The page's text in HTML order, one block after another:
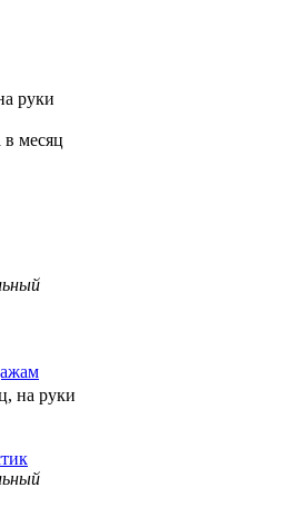
руки
месяц
на руки